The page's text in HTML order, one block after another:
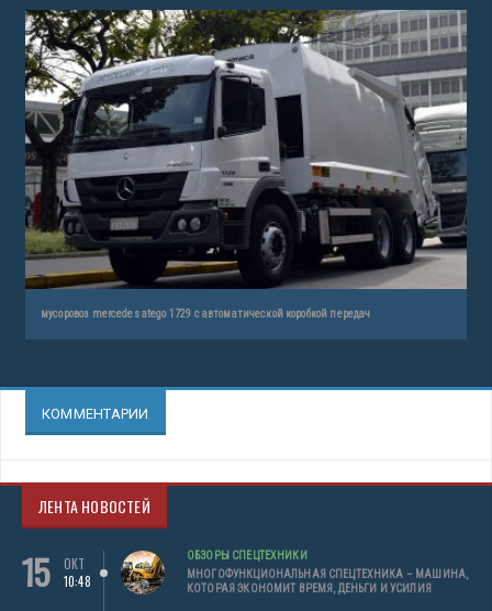
мусоровоз mercedes atego 1729 с автоматической коробкой передач
КОММЕНТАРИИ
ЛЕНТА НОВОСТЕЙ
15
ОКТ
10:48
ОБЗОРЫ СПЕЦТЕХНИКИ
МНОГОФУНКЦИОНАЛЬНАЯ СПЕЦТЕХНИКА – МАШИНА,
КОТОРАЯ ЭКОНОМИТ ВРЕМЯ, ДЕНЬГИ И УСИЛИЯ